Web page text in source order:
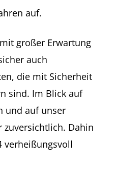
auf.
großer Erwartung
auch
die mit Sicherheit
sind. Im Blick auf
und auf unser
Dahin
verheißungsvoll